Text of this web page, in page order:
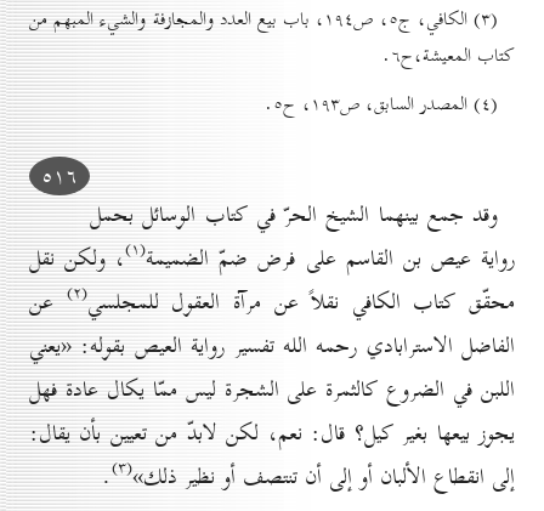
(۳) الکافي، ج٥، ص۱۹٤، باب بیع العدد والمجازفة والشيء المبهم من
کتاب المعيشة‌،ح٦.
(٤) المصدر السابق، ص۱۹۳، ح٥.
٥۱٦
وقد جمع بينهما الشيخ الحرّ في كتاب الوسائل بحمل
رواية عيص بن القاسم على فرض ضمّ الضميمة(۱) ، ولكن نقل
محقّق كتاب الكافي نقلاً عن مرآة العقول للمجلسي(۲) عن
الفاضل الاسترابادي رحمه الله تفسير رواية العيص بقوله: «يعني
اللبن في الضروع كالثمرة على الشجرة ليس ممّا يكال عادة فهل
يجوز بيعها بغير كيل؟ قال: نعم، لكن لابدّ من تعيين بأن يقال:
إلى انقطاع الألبان أو إلى أن تنتصف أو نظير ذلك»(۳) .